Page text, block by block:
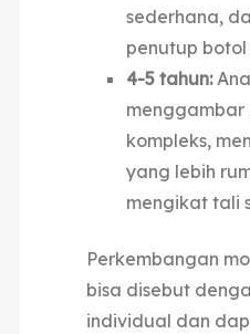
sederhana,
penutup
4-5 tahun:
menggambar
kompleks,
yang lebih
mengikat tali
Perkembangan
bisa disebut
individual dan